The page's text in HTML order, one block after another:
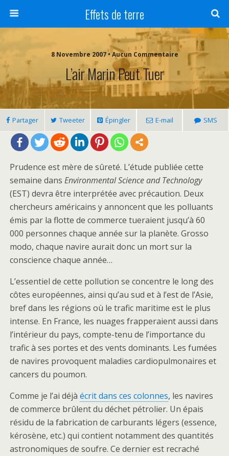
Effets de terre
8 Novembre 2007 • Aucun Commentaire
L’air Marin Peut Tuer
Partager Tweeter Épingler E-mail SMS
Prudence est mère de sûreté. L’étude publiée cette
semaine dans Environmental Science and Technology
(EST) devra être interprétée avec précaution. Deux
chercheurs américains y annoncent que les polluants
émis par la flotte de commerce tueraient jusqu’à 60
000 personnes chaque année sur la planète. Grosso
modo, chaque navire aurait donc un mort sur la
conscience chaque année…
L’essentiel de cette pollution se concentre le long des
côtes européennes, ainsi qu’au sud et à l’est de l’Asie,
bref dans les régions où le trafic maritime est le plus
intense. En France, les nuages frapperaient aussi dans
l’intérieur du pays, compte-tenu de l’importance du
trafic à ses portes et des vents dominants. Les fumées
de navires provoquent maladies cardiopulmonaires et
cancers du poumon.
Comme je l’ai déjà écrit dans ces colonnes, les navires
de commerce brûlent du déchet pétrolier. Un épais
résidu de la fabrication de carburants légers (essence,
kérosène, etc.) qui contient notamment des quantités
astronomiques de soufre. Ce dernier est recraché